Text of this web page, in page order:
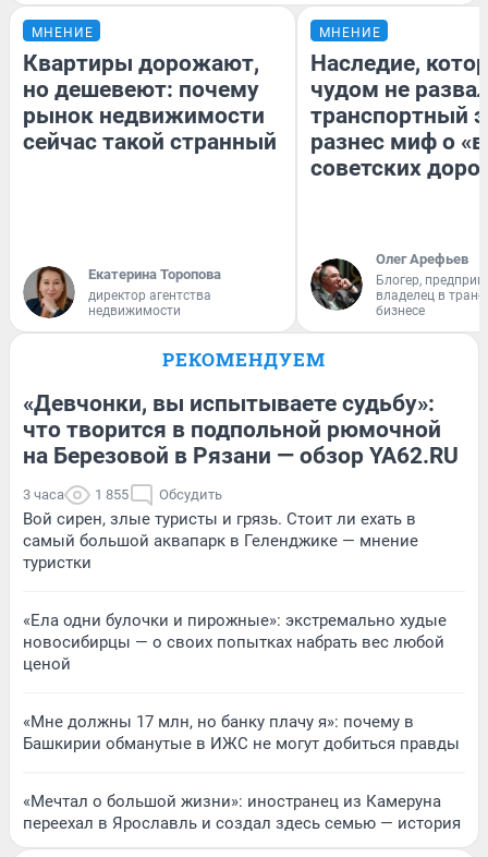
МНЕНИЕ
Квартиры дорожают,
но дешевеют: почему
рынок недвижимости
сейчас такой странный
Екатерина Торопова
директор агентства
недвижимости
МНЕНИЕ
Наследие,
чудом не
транспортный
разнес миф о
советских
Олег Арефьев
Блогер,
владелец в
бизнесе
РЕКОМЕНДУЕМ
«Девчонки, вы испытываете судьбу»:
что творится в подпольной рюмочной
на Березовой в Рязани — обзор YA62.RU
3 часа 1 855 Обсудить
Вой сирен, злые туристы и грязь. Стоит ли ехать в
самый большой аквапарк в Геленджике — мнение
туристки
«Ела одни булочки и пирожные»: экстремально худые
новосибирцы — о своих попытках набрать вес любой
ценой
«Мне должны 17 млн, но банку плачу я»: почему в
Башкирии обманутые в ИЖС не могут добиться правды
«Мечтал о большой жизни»: иностранец из Камеруна
переехал в Ярославль и создал здесь семью — история